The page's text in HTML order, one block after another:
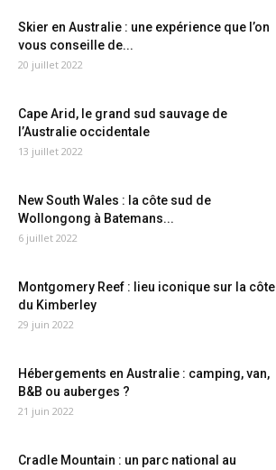
Skier en Australie : une expérience que l’on
vous conseille de...
20 juillet 2022
Cape Arid, le grand sud sauvage de
l’Australie occidentale
13 juillet 2022
New South Wales : la côte sud de
Wollongong à Batemans...
6 juillet 2022
Montgomery Reef : lieu iconique sur la côte
du Kimberley
29 juin 2022
Hébergements en Australie : camping, van,
B&B ou auberges ?
21 juin 2022
Cradle Mountain : un parc national au